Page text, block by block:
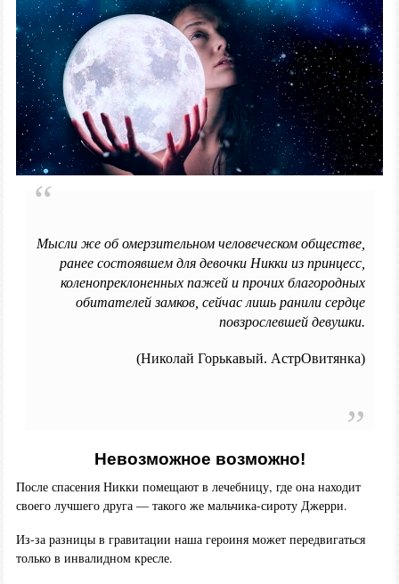
Мысли же об омерзительном человеческом обществе,
ранее состоявшем для девочки Никки из принцесс,
коленопреклоненных пажей и прочих благородных
обитателей замков, сейчас лишь ранили сердце
повзрослевшей девушки.
(Николай Горькавый. АстрОвитянка)
Невозможное возможно!
После спасения Никки помещают в лечебницу, где она находит
своего лучшего друга — такого же мальчика-сироту Джерри.
Из-за разницы в гравитации наша героиня может передвигаться
только в инвалидном кресле.